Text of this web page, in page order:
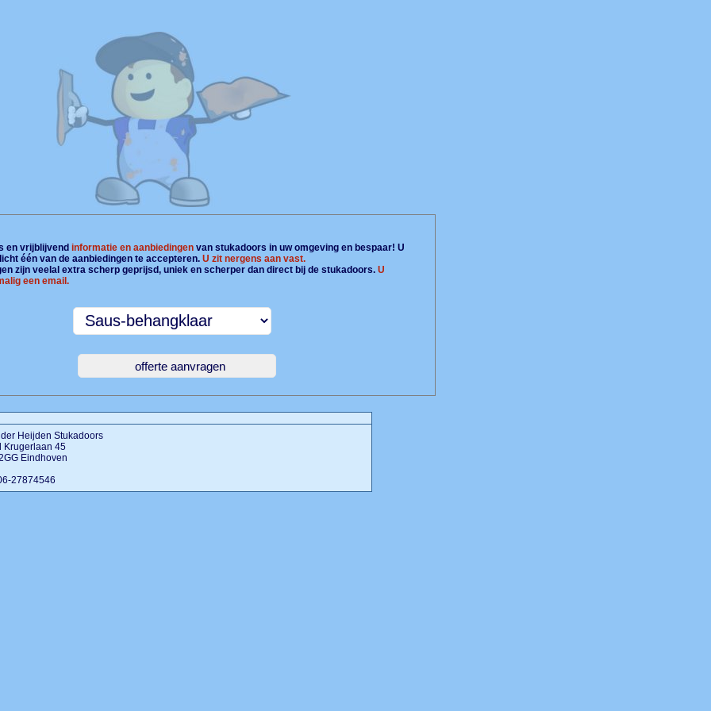
en vrijblijvend informatie en aanbiedingenvan stukadoors in uw omgeving en bespaar! U
één van de aanbiedingen te accepteren. U zit nergens aan vast.
zijn veelal extra scherp geprijsd, uniek en scherper dan direct bij de stukadoors. U
een email.
Heijden Stukadoors
Krugerlaan 45
Eindhoven
27874546